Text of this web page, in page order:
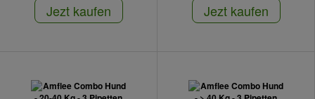
Jezt kaufen Jezt kaufen